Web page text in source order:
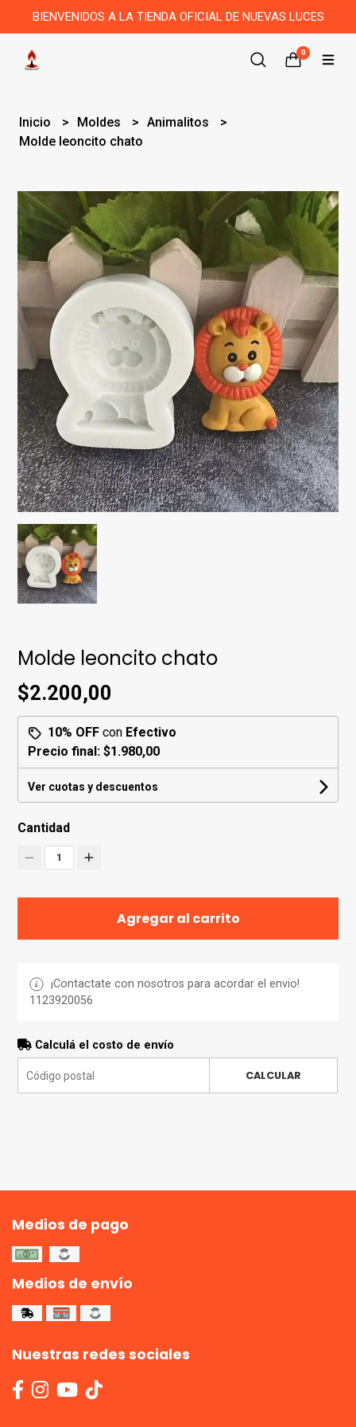
BIENVENIDOS A LA TIENDA OFICIAL DE NUEVAS LUCES
0
Inicio Moldes
Animalitos
Molde leoncito chato
Molde leoncito chato
$2.200,00
10% OFF con Efectivo
Precio final:$1.980,00
Ver cuotas y descuentos
Cantidad
1
Agregar al carrito
¡Contactate con nosotros para acordar el envio!
1123920056
Calculá el costo de envío
CALCULAR
Medios de pago
Medios de envío
Nuestras redes sociales